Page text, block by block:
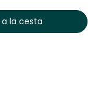
a la cesta